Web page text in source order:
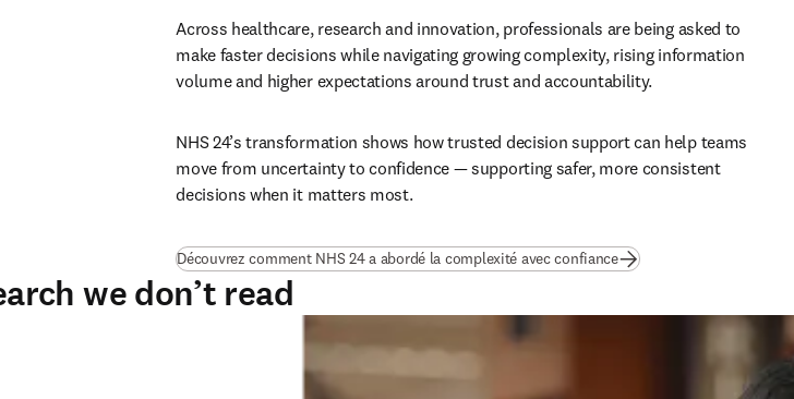
Across healthcare, research and innovation, professionals are being asked to
make faster decisions while navigating growing complexity, rising information
volume and higher expectations around trust and accountability.
NHS 24’s transformation shows how trusted decision support can help teams
move from uncertainty to confidence — supporting safer, more consistent
decisions when it matters most.
Découvrez comment NHS 24 a abordé la complexité avec confiance(S’ouvre dans une
we don’t read